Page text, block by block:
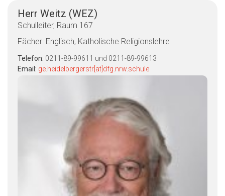
Herr Weitz (WEZ)
Schulleiter, Raum 167
Fächer: Englisch, Katholische Religionslehre
Telefon: 0211-89-99611 und 0211-89-99613
Email: ge.heidelbergerstr[at]dfg.nrw.schule